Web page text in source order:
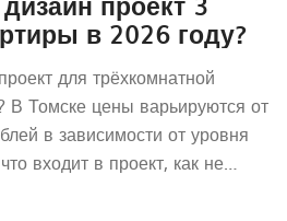
в 2026 году?
для трёхкомнатной
В Томске цены варьируются от
в зависимости от уровня
входит в проект, как не